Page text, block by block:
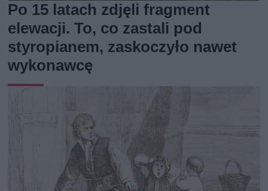
Po 15 latach zdjęli fragment
elewacji. To, co zastali pod
styropianem, zaskoczyło nawet
wykonawcę